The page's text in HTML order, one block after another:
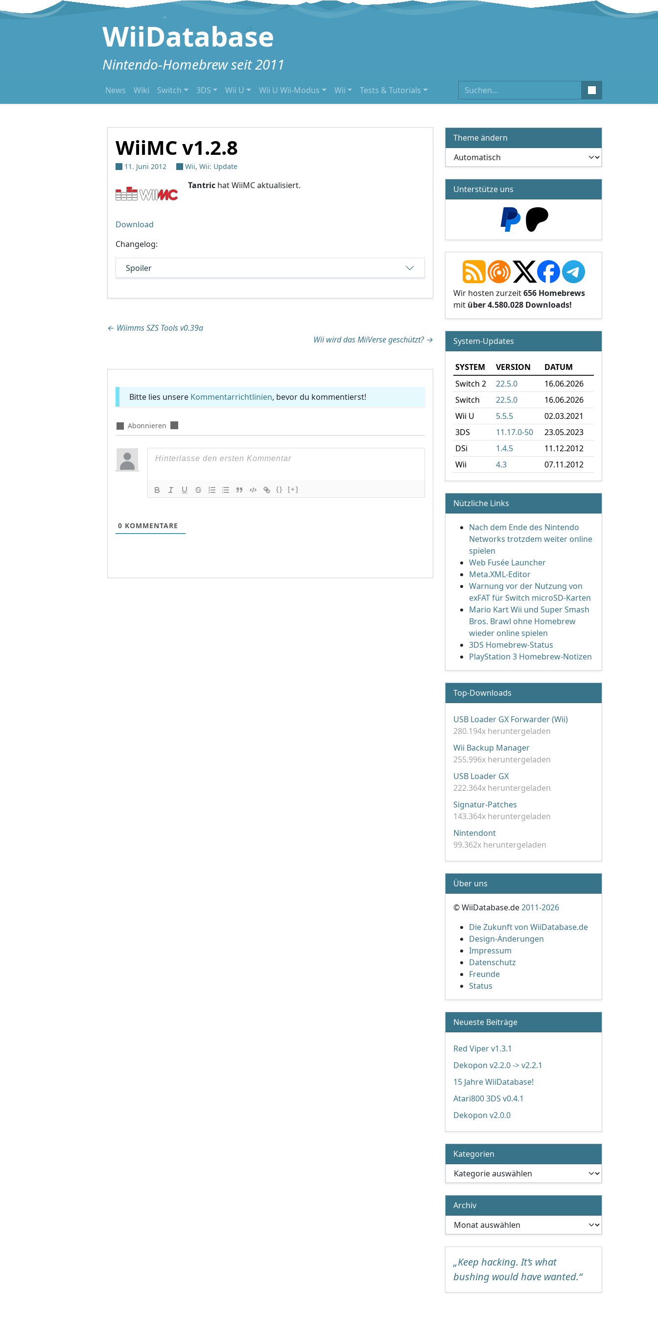
Zum Inhalt springen
WiiDatabase
Nintendo-Homebrew seit 2011
News Wiki Switch 3DS Wii U Wii U Wii-Modus Wii Tests & Tutorials Suchen
WiiMC v1.2.8
11. Juni 2012 Wii, Wii: Update
Tantric hat WiiMC aktualisiert.
Download
Changelog:
Spoiler
Beitragsnavigation
← Wiimms SZS Tools v0.39a
Wii wird das MiiVerse geschützt? →
Bitte lies unsere Kommentarrichtlinien, bevor du kommentierst!
Abonnieren
{} [+]
0 KOMMENTARE
Theme ändern
Unterstütze uns
Wir hosten zurzeit656 Homebrews
mit über 4.580.028 Downloads!
System-Updates
SYSTEM VERSION
DATUM
Switch 2
22.5.0
16.06.2026
Switch
22.5.0
16.06.2026
Wii U
5.5.5
02.03.2021
3DS
11.17.0-50
23.05.2023
DSi
1.4.5
11.12.2012
Wii
4.3 07.11.2012
Nützliche Links
Nach dem Ende des Nintendo
Networks trotzdem weiter online
spielen
Web Fusée Launcher
Meta.XML-Editor
Warnung vor der Nutzung von
exFAT für Switch microSD-Karten
Mario Kart Wii und Super Smash
Bros. Brawl ohne Homebrew
wieder online spielen
3DS Homebrew-Status
PlayStation 3 Homebrew-Notizen
Top-Downloads
USB Loader GX Forwarder (Wii)
280.194x heruntergeladen
Wii Backup Manager
255.996x heruntergeladen
USB Loader GX
222.364x heruntergeladen
Signatur-Patches
143.364x heruntergeladen
Nintendont
99.362x heruntergeladen
Über uns
© WiiDatabase.de2011-2026
Die Zukunft von WiiDatabase.de
Design-Änderungen
Impressum
Datenschutz
Freunde
Status
Neueste Beiträge
Red Viper v1.3.1
Dekopon v2.2.0 -> v2.2.1
15 Jahre WiiDatabase!
Atari800 3DS v0.4.1
Dekopon v2.0.0
Kategorien
Kategorien
Archiv
Archiv
„Keep hacking. It’s what
bushing would have wanted.“